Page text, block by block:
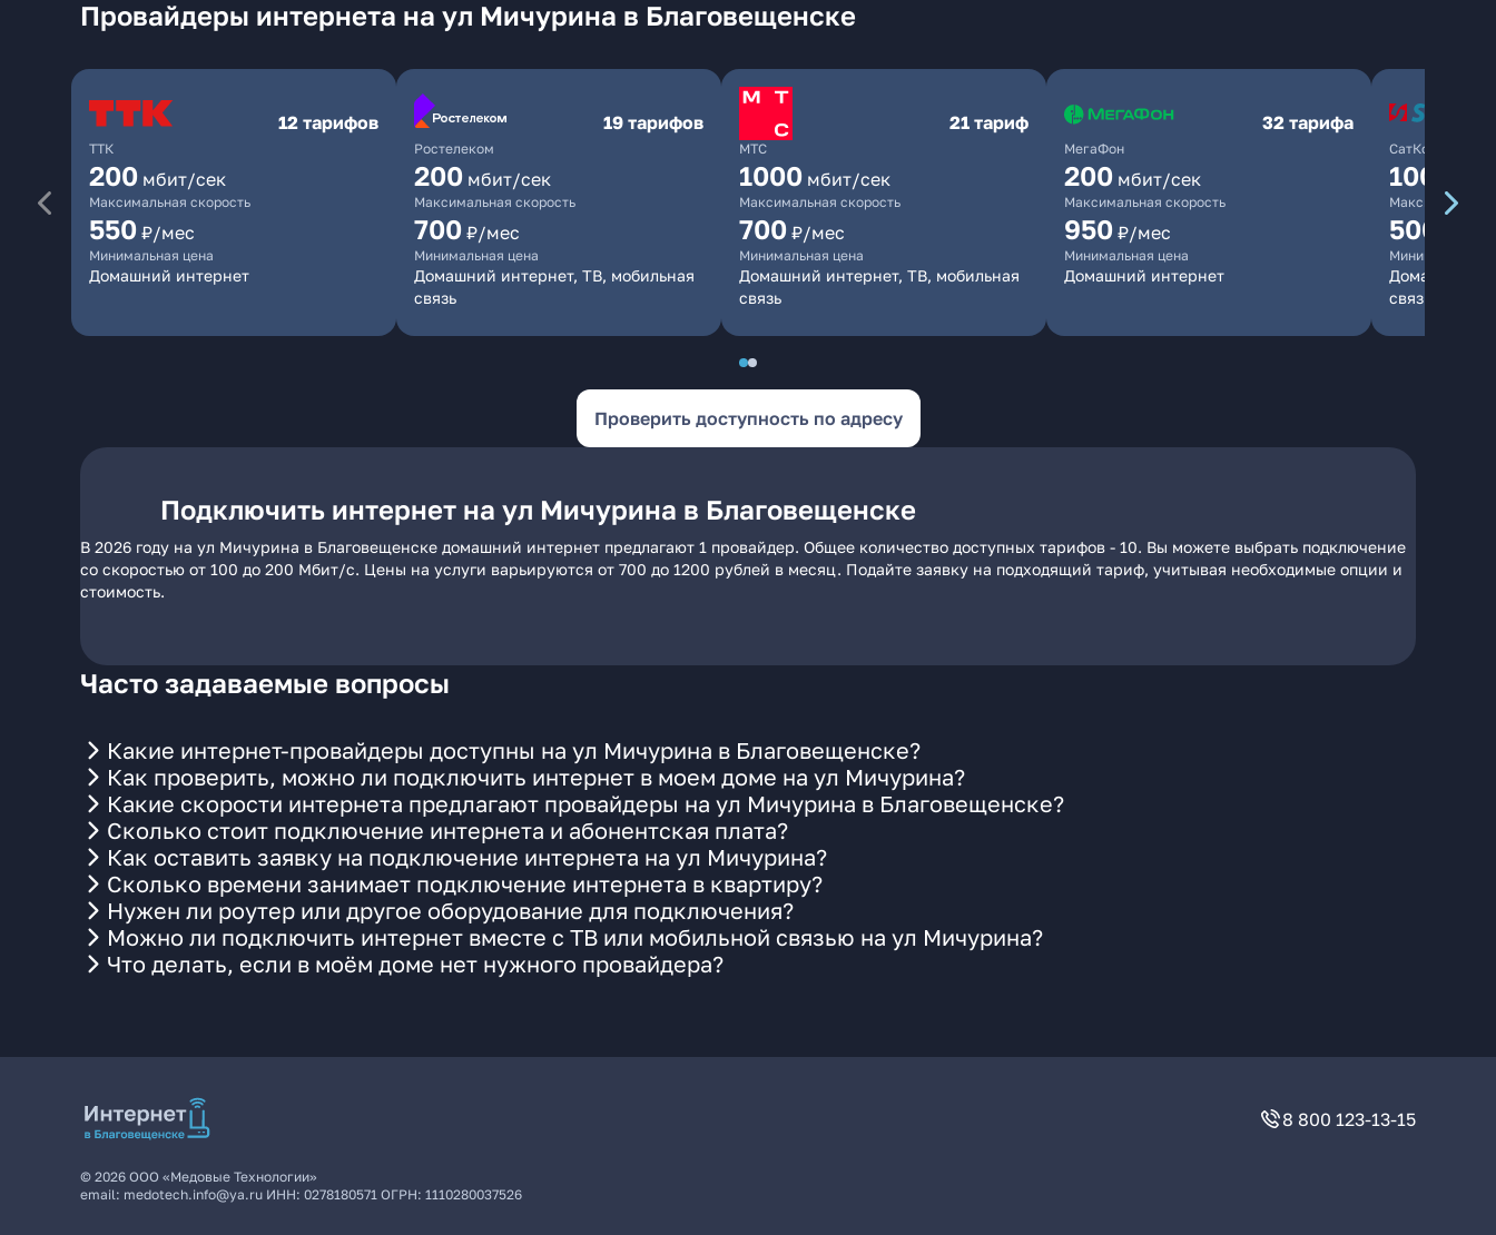
Провайдеры интернета на ул Мичурина в Благовещенске
ТТК
12 тарифов
200 мбит/сек
Максимальная скорость
550 ₽/мес
Минимальная цена
Домашний интернет
Ростелеком
19 тарифов
200 мбит/сек
Максимальная скорость
700 ₽/мес
Минимальная цена
Домашний интернет, ТВ, мобильная
связь
МТС
21 тариф
1000 мбит/сек
Максимальная скорость
700 ₽/мес
Минимальная цена
Домашний интернет, ТВ, мобильная
связь
МегаФон
32 тарифа
200 мбит/сек
Максимальная скорость
950 ₽/мес
Минимальная цена
Домашний интернет
СатКом
100
Максимальная
500
Минимальная
Домашний
связь
Проверить доступность по адресу
Подключить интернет на ул Мичурина в Благовещенске
В 2026 году на ул Мичурина в Благовещенске домашний интернет предлагают 1 провайдер. Общее количество доступных тарифов - 10. Вы можете выбрать подключение
со скоростью от 100 до 200 Мбит/с. Цены на услуги варьируются от 700 до 1200 рублей в месяц. Подайте заявку на подходящий тариф, учитывая необходимые опции и
стоимость.
Часто задаваемые вопросы
Какие интернет-провайдеры доступны на ул Мичурина в Благовещенске?
Как проверить, можно ли подключить интернет в моем доме на ул Мичурина?
Какие скорости интернета предлагают провайдеры на ул Мичурина в Благовещенске?
Сколько стоит подключение интернета и абонентская плата?
Как оставить заявку на подключение интернета на ул Мичурина?
Сколько времени занимает подключение интернета в квартиру?
Нужен ли роутер или другое оборудование для подключения?
Можно ли подключить интернет вместе с ТВ или мобильной связью на ул Мичурина?
Что делать, если в моём доме нет нужного провайдера?
8 800 123-13-15
© 2026 ООО «Медовые Технологии»
email: medotech.info@ya.ru ИНН: 0278180571 ОГРН: 1110280037526